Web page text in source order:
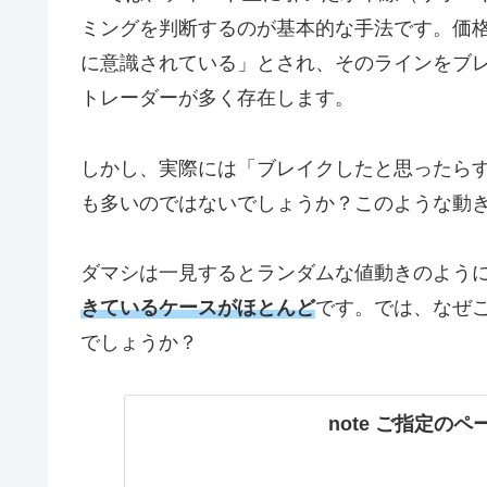
ミングを判断するのが基本的な手法です。
に意識されている」とされ、そのラインをブ
トレーダーが多く存在します。
しかし、実際には「ブレイクしたと思った
も多いのではないでしょうか？このような動
ダマシは一見するとランダムな値動きのよう
きているケースがほとんどです。では、なぜ
でしょうか？
note ご指定のペ